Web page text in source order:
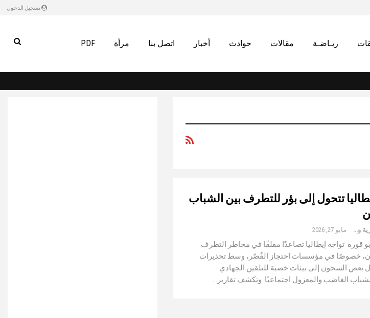
تسجيل الدخول
ريـاضـة مقالات حوادث أخبار اتصل بنا مرأة PDF
تتحول إلى بؤر للتطرف بين الشباب
جريدة الجمهورية والعالم مايو 27, 2026
آبو قورة تواجه إيطاليا تصاعدًا مقلقًا في مخاطر التطرف
خصوصًا في مؤسسات احتجاز القُصّر، وسط تحذيرات
بعض السجون إلى بيئات خصبة للتلقين الجهادي
الغاضب والمعزول اجتماعيًا. وتكشف تقارير…